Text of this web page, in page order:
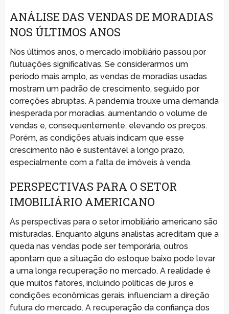
ANÁLISE DAS VENDAS DE MORADIAS
NOS ÚLTIMOS ANOS
Nos últimos anos, o mercado imobiliário passou por
flutuações significativas. Se considerarmos um
período mais amplo, as vendas de moradias usadas
mostram um padrão de crescimento, seguido por
correções abruptas. A pandemia trouxe uma demanda
inesperada por moradias, aumentando o volume de
vendas e, consequentemente, elevando os preços.
Porém, as condições atuais indicam que esse
crescimento não é sustentável a longo prazo,
especialmente com a falta de imóveis à venda.
PERSPECTIVAS PARA O SETOR
IMOBILIÁRIO AMERICANO
As perspectivas para o setor imobiliário americano são
misturadas. Enquanto alguns analistas acreditam que a
queda nas vendas pode ser temporária, outros
apontam que a situação do estoque baixo pode levar
a uma longa recuperação no mercado. A realidade é
que muitos fatores, incluindo políticas de juros e
condições econômicas gerais, influenciam a direção
futura do mercado. A recuperação da confiança dos